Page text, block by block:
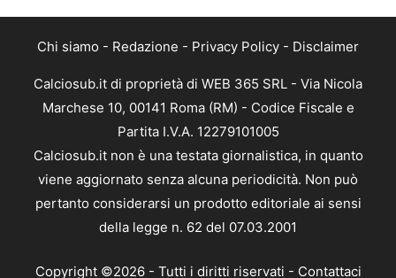
Chi siamo - Redazione - Privacy Policy - Disclaimer
Calciosub.it di proprietà di WEB 365 SRL - Via Nicola
Marchese 10, 00141 Roma (RM) - Codice Fiscale e
Partita I.V.A. 12279101005
Calciosub.it non è una testata giornalistica, in quanto
viene aggiornato senza alcuna periodicità. Non può
pertanto considerarsi un prodotto editoriale ai sensi
della legge n. 62 del 07.03.2001
Copyright ©2026 - Tutti i diritti riservati - Contattaci